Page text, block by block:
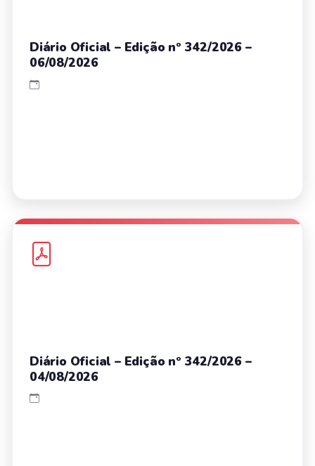
Diário Oficial – Edição nº 342/2026 –
06/08/2026
Diário Oficial – Edição nº 342/2026 –
04/08/2026